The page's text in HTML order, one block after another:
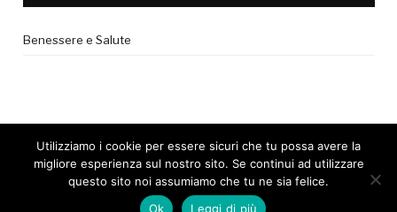
Benessere e Salute
© 2017 - Tutti i diritti riservati. |Privacy Policy
Utilizziamo i cookie per essere sicuri che tu possa avere la
migliore esperienza sul nostro sito. Se continui ad utilizzare
questo sito noi assumiamo che tu ne sia felice.
Ok
Leggi di più